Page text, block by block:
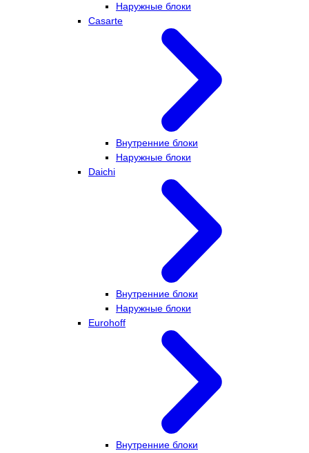
Наружные блоки
Casarte
Внутренние блоки
Наружные блоки
Daichi
Внутренние блоки
Наружные блоки
Eurohoff
Внутренние блоки